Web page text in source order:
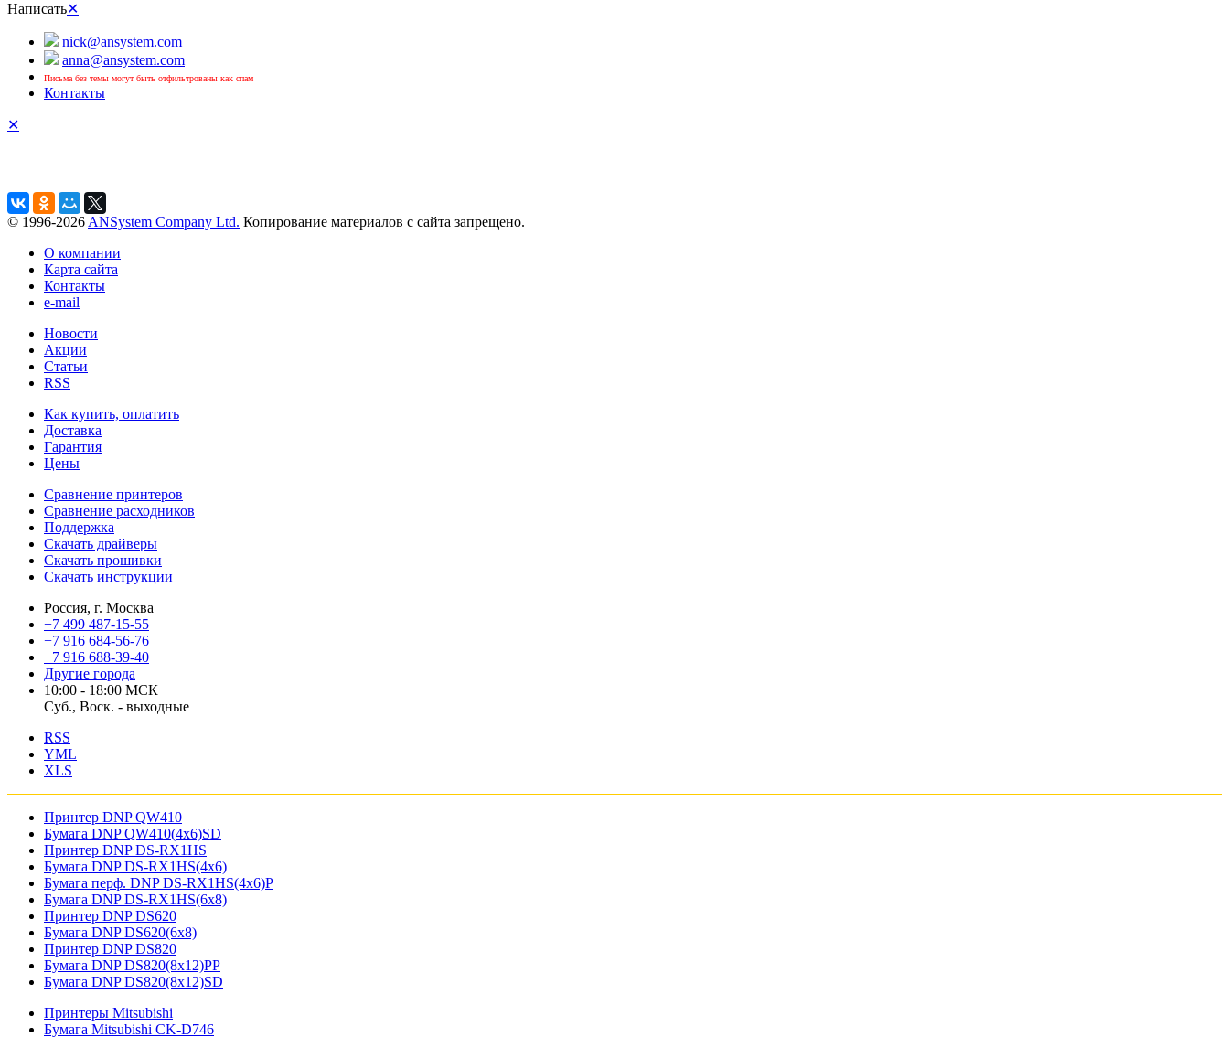
Написать✕
nick@ansystem.com
anna@ansystem.com
Письма без темы могут быть отфильтрованы как спам
Контакты
✕
© 1996-2026 ANSystem Company Ltd. Копирование материалов с сайта запрещено.
О компании
Карта сайта
Контакты
e-mail
Новости
Акции
Статьи
RSS
Как купить, оплатить
Доставка
Гарантия
Цены
Сравнение принтеров
Сравнение расходников
Поддержка
Скачать драйверы
Скачать прошивки
Скачать инструкции
Россия, г. Москва
+7 499 487-15-55
+7 916 684-56-76
+7 916 688-39-40
Другие города
10:00 - 18:00 МСК
Суб., Воск. - выходные
RSS
YML
XLS
Принтер DNP QW410
Бумага DNP QW410(4x6)SD
Принтер DNP DS-RX1HS
Бумага DNP DS-RX1HS(4x6)
Бумага перф. DNP DS-RX1HS(4x6)P
Бумага DNP DS-RX1HS(6x8)
Принтер DNP DS620
Бумага DNP DS620(6x8)
Принтер DNP DS820
Бумага DNP DS820(8x12)PP
Бумага DNP DS820(8x12)SD
Принтеры Mitsubishi
Бумага Mitsubishi CK-D746